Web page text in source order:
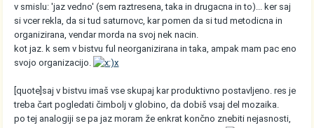
v smislu: 'jaz vedno' (sem raztresena, taka in drugacna in to)... ker saj
si vcer rekla, da si tud saturnovc, kar pomen da si tud metodicna in
organizirana, vendar morda na svoj nek nacin.
kot jaz. k sem v bistvu ful neorganizirana in taka, ampak mam pac eno
svojo organizacijo.
[quote]saj v bistvu imaš vse skupaj kar produktivno postavljeno. res je
treba čart pogledati čimbolj v globino, da dobiš vsaj del mozaika.
po tej analogiji se pa jaz moram že enkrat končno znebiti nejasnosti,